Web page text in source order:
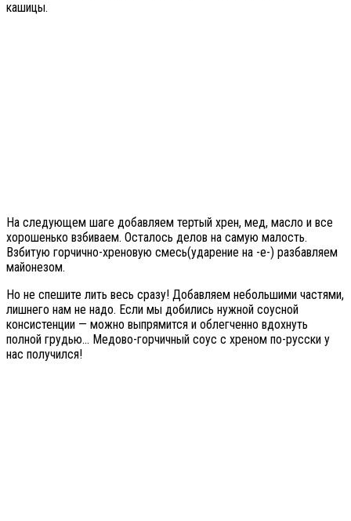
кашицы.
На следующем шаге добавляем тертый хрен, мед, масло и все
хорошенько взбиваем. Осталось делов на самую малость.
Взбитую горчично-хреновую смесь(ударение на -е-) разбавляем
майонезом.
Но не спешите лить весь сразу! Добавляем небольшими частями,
лишнего нам не надо. Если мы добились нужной соусной
консистенции — можно выпрямится и облегченно вдохнуть
полной грудью… Медово-горчичный соус с хреном по-русски у
нас получился!